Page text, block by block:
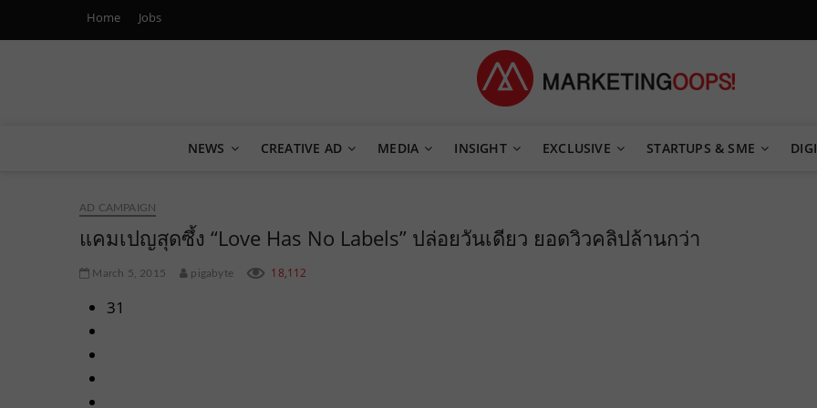
Home Jobs
Marketing Oops!
NEWS CREATIVE AD MEDIA INSIGHT EXCLUSIVE STARTUPS & SME
AD CAMPAIGN
แคมเปญสุดซึ้ง “Love Has No Labels” ปล่อยวันเดียว ยอดวิวคลิปล้านกว่า
March 5, 2015 pigabyte 18,112
31